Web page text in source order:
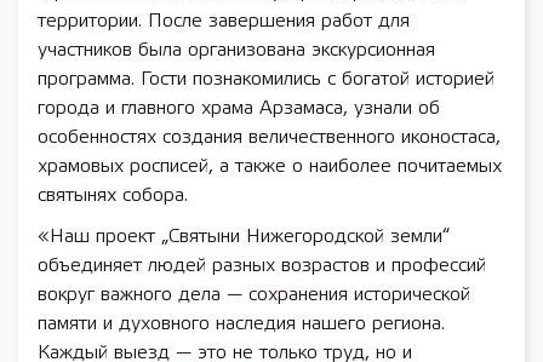
территории. После завершения работ для
участников была организована экскурсионная
программа. Гости познакомились с богатой историей
города и главного храма Арзамаса, узнали об
особенностях создания величественного иконостаса,
храмовых росписей, а также о наиболее почитаемых
святынях собора.
«Наш проект „Святыни Нижегородской земли“
объединяет людей разных возрастов и профессий
вокруг важного дела — сохранения исторической
памяти и духовного наследия нашего региона.
Каждый выезд — это не только труд, но и